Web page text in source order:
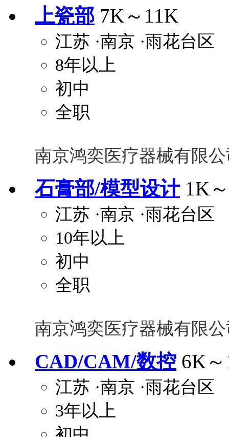
上瓷部 7K～11K
江苏 ·南京 ·雨花台区
8年以上
初中
全职
南京鸿奕医疗器械有限
石膏部/模型设计 1K
江苏 ·南京 ·雨花台区
10年以上
初中
全职
南京鸿奕医疗器械有限
CAD/CAM/数控 6K
江苏 ·南京 ·雨花台区
3年以上